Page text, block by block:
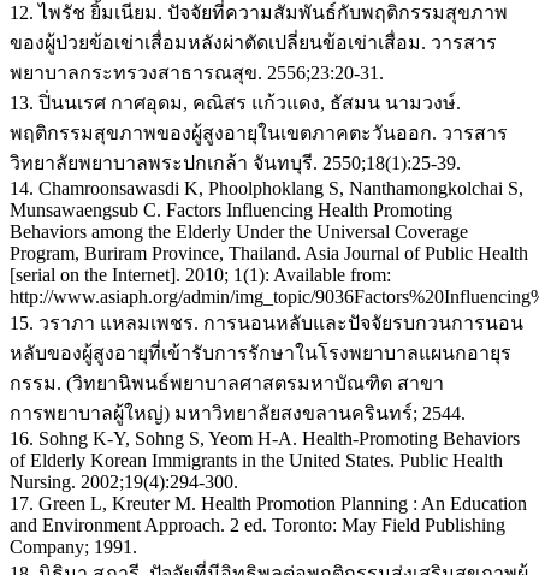
12. ไพรัช ยิ้มเนียม. ปัจจัยที่ความสัมพันธ์กับพฤติกรรมสุขภาพ
ของผู้ป่วยข้อเข่าเสื่อมหลังผ่าตัดเปลี่ยนข้อเข่าเสื่อม. วารสาร
พยาบาลกระทรวงสาธารณสุข. 2556;23:20-31.
13. ปิ่นนเรศ กาศอุดม, คณิสร แก้วแดง, ธัสมน นามวงษ์.
พฤติกรรมสุขภาพของผู้สูงอายุในเขตภาคตะวันออก. วารสาร
วิทยาลัยพยาบาลพระปกเกล้า จันทบุรี. 2550;18(1):25-39.
14. Chamroonsawasdi K, Phoolphoklang S, Nanthamongkolchai S,
Munsawaengsub C. Factors Influencing Health Promoting
Behaviors among the Elderly Under the Universal Coverage
Program, Buriram Province, Thailand. Asia Journal of Public Health
[serial on the Internet]. 2010; 1(1): Available from:
http://www.asiaph.org/admin/img_topic/
15. วราภา แหลมเพชร. การนอนหลับและปัจจัยรบกวนการนอน
หลับของผู้สูงอายุที่เข้ารับการรักษาในโรงพยาบาลแผนกอายุร
กรรม. (วิทยานิพนธ์พยาบาลศาสตรมหาบัณฑิต สาขา
การพยาบาลผู้ใหญ่) มหาวิทยาลัยสงขลานครินทร์; 2544.
16. Sohng K-Y, Sohng S, Yeom H-A. Health-Promoting Behaviors
of Elderly Korean Immigrants in the United States. Public Health
Nursing. 2002;19(4):294-300.
17. Green L, Kreuter M. Health Promotion Planning : An Education
and Environment Approach. 2 ed. Toronto: May Field Publishing
Company; 1991.